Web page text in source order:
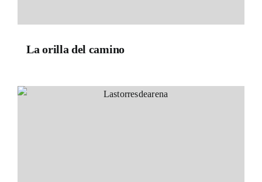
La orilla del camino